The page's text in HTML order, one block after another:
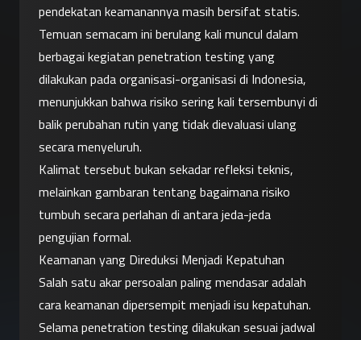
pendekatan keamanannya masih bersifat statis.
Temuan semacam ini berulang kali muncul dalam
berbagai kegiatan penetration testing yang
dilakukan pada organisasi-organisasi di Indonesia,
menunjukkan bahwa risiko sering kali tersembunyi di
balik perubahan rutin yang tidak dievaluasi ulang
secara menyeluruh.
Kalimat tersebut bukan sekadar refleksi teknis,
melainkan gambaran tentang bagaimana risiko
tumbuh secara perlahan di antara jeda-jeda
pengujian formal.
Keamanan yang Direduksi Menjadi Kepatuhan
Salah satu akar persoalan paling mendasar adalah
cara keamanan dipersempit menjadi isu kepatuhan.
Selama penetration testing dilakukan sesuai jadwal